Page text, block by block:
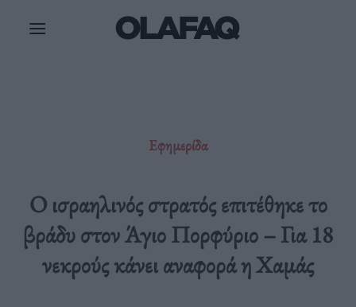
Εφημερίδα
Ο ισραηλινός στρατός επιτέθηκε το
βράδυ στον Άγιο Πορφύριο – Για 18
νεκρούς κάνει αναφορά η Χαμάς